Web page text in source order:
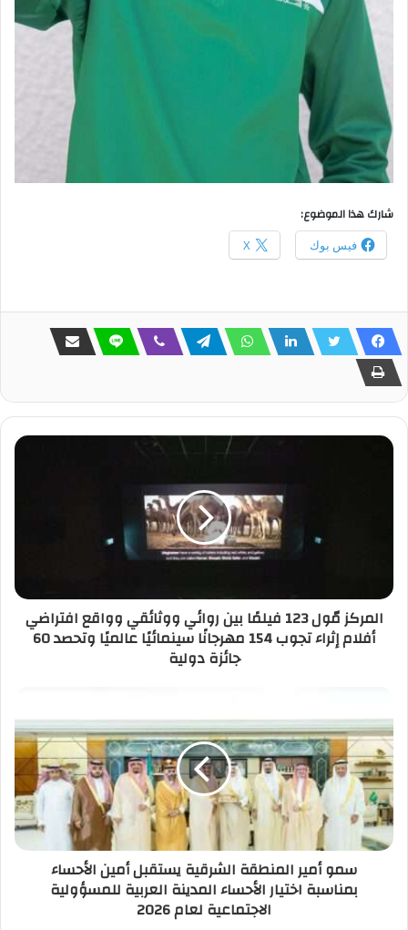
شارك هذا الموضوع:
فيس بوك X
المركز مّول 123 فيلمًا بين روائي ووثائقي وواقع افتراضي
أفلام إثراء تجوب 154 مهرجانًا سينمائيًا عالميًا وتحصد 60
جائزة دولية
سمو أمير المنطقة الشرقية يستقبل أمين الأحساء
بمناسبة اختيار الأحساء المدينة العربية للمسؤولية
الاجتماعية لعام 2026